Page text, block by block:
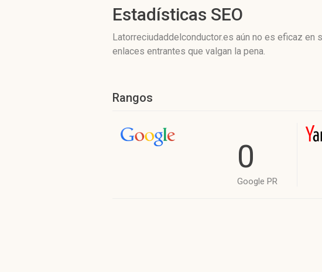
Estadísticas SEO
Latorreciudaddelconductor.es aún no es eficaz en
enlaces entrantes que valgan la pena.
Rangos
0
Google PR